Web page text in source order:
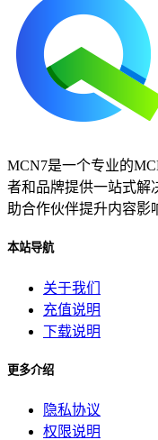
MCN7是一个专业的
者和品牌提供一站式解
助合作伙伴提升内容影
本站导航
关于我们
充值说明
下载说明
更多介绍
隐私协议
权限说明